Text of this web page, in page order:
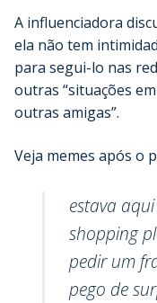
A influenciadora
ela não tem
para segui-lo nas
outras “situações
outras amigas”.
Veja memes após o
estava
shopping
pedir um
pego de